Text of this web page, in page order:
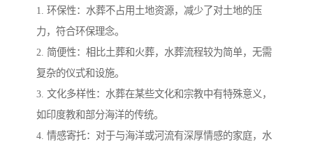
1. 环保性：水葬不占用土地资源，减少了对土地的压
力，符合环保理念。
2. 简便性：相比土葬和火葬，水葬流程较为简单，无需
复杂的仪式和设施。
3. 文化多样性：水葬在某些文化和宗教中有特殊意义，
如印度教和部分海洋的传统。
4. 情感寄托：对于与海洋或河流有深厚情感的家庭，水